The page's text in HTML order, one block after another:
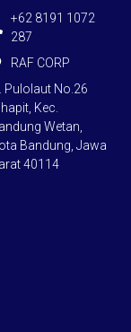
+62 8191 1072
287
RAF CORP
Pulolaut No.26
Kec.
Wetan,
Bandung, Jawa
40114